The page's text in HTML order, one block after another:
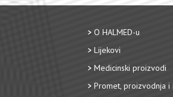
O HALMED-u
Lijekovi
Medicinski proizvodi
Promet, proizvodnja i